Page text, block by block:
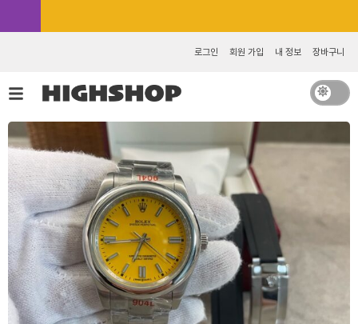
건
너
뛰
기
로그인 회원 가입 내 정보 장바구니